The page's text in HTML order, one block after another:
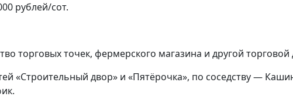
рублей/сот.
торговых точек, фермерского магазина и другой торговой
«Строительный двор» и «Пятёрочка», по соседству —